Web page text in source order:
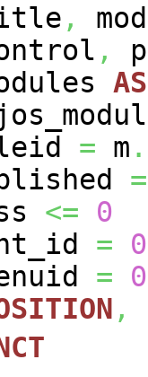
,
,
AS
= m .
=
<=
0
=
0
=
0
,